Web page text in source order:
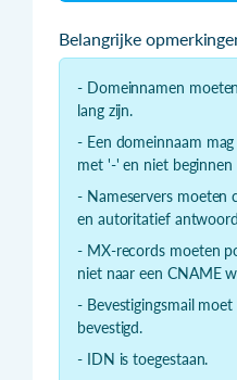
Belangrijke
- Domeinnamen
lang zijn.
- Een domeinnaam
met '-' en niet
- Nameservers moeten
en autoritatief
- MX-records moeten
niet naar een CNAME
- Bevestigingsmail
bevestigd.
- IDN is toegestaan.